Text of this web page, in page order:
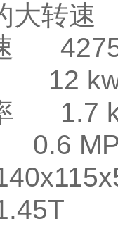
大转
4275
12
1.7